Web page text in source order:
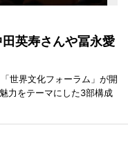
英寿さんや冨永愛
世界文化フォーラム」が開
力をテーマにした3部構成